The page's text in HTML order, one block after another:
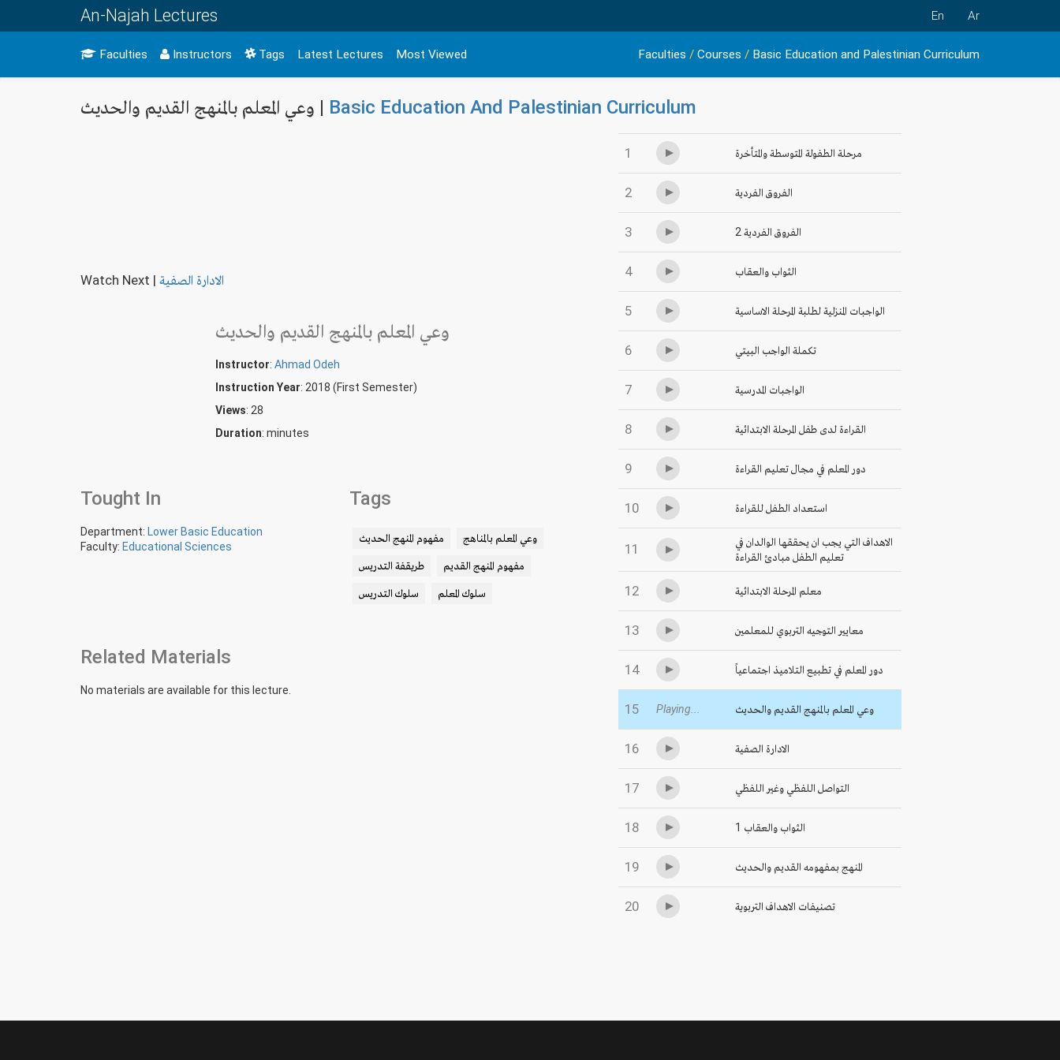
An-Najah Lectures En Ar
Faculties Instructors Tags Latest Lectures Most Viewed Faculties / Courses / Basic Education and Palestinian ‎Curriculum
وعي المعلم بالمنهج القديم والحديث | Basic Education And Palestinian ‎Curriculum
Watch Next | الادارة الصفية
وعي المعلم بالمنهج القديم والحديث
Instructor: Ahmad Odeh
Instruction Year: 2018 (First Semester)
Views: 28
Duration: minutes
Tought In
Department: Lower Basic Education
Faculty: Educational Sciences
Tags
مفهوم المنهج الحديث وعي المعلم بالمناهج
طريقفة التدريس مفهوم المنهج القديم
سلوك التدريس سلوك المعلم
Related Materials
No materials are available for this lecture.
1 مرحلة الطفولة المتوسطة والمتأخرة
2 الفروق الفردية
3 الفروق الفردية 2
4 الثواب والعقاب
5 الواجبات المنزلية لطلبة المرحلة الاساسية
6 تكملة الواجب البيتي
7 الواجبات المدرسية
8 القراءة لدى طفل المرحلة الابتدائية
9 دور المعلم في مجال تعليم القراءة
10 استعداد الطفل للقراءة
11
الاهداف التي يجب ان يحققها الوالدان في
تعليم الطفل مبادئ القراءة
12 معلم المرحلة الابتدائية
13 معايير التوجيه التربوي للمعلمين
14 دور المعلم في تطبيع التلاميذ اجتماعياً
15 Playing... وعي المعلم بالمنهج القديم والحديث
16 الادارة الصفية
17 التواصل اللفظي وغير اللفظي
18 الثواب والعقاب 1
19 المنهج بمفهومه القديم والحديث
20 تصنيفات الاهداف التربوية